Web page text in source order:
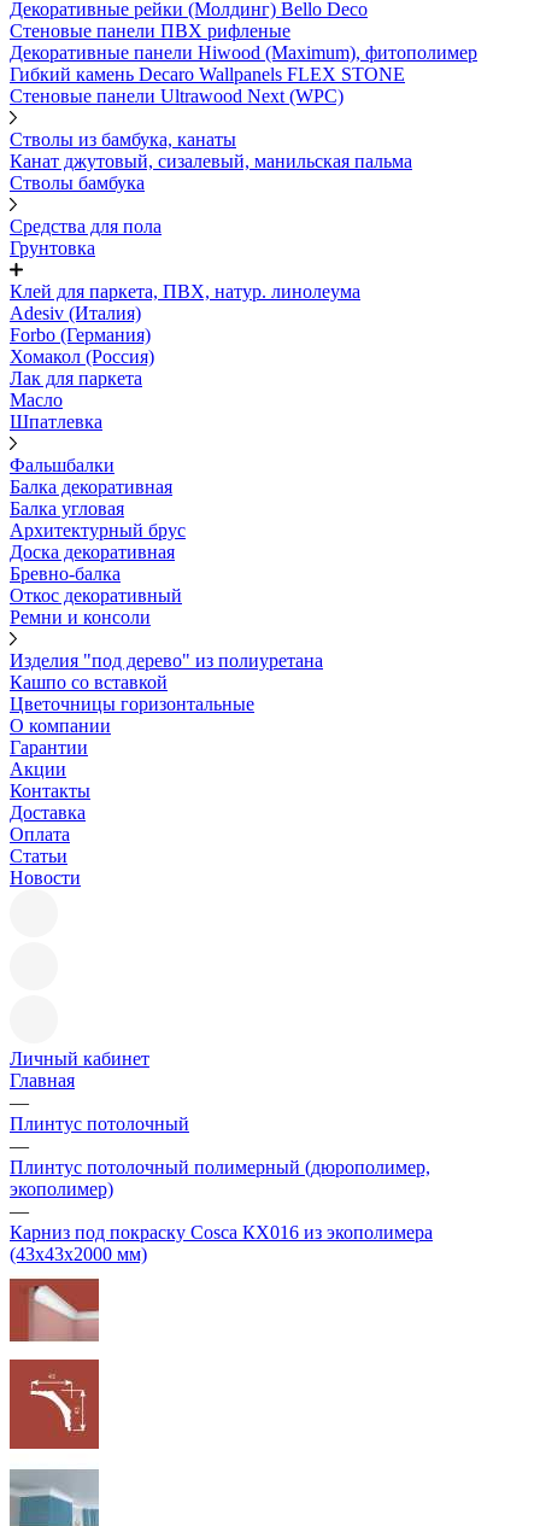
Декоративные рейки (Молдинг) Bello Deco
Стеновые панели ПВХ рифленые
Декоративные панели Hiwood (Maximum), фитополимер
Гибкий камень Decaro Wallpanels FLEX STONE
Стеновые панели Ultrawood Next (WPC)
Стволы из бамбука, канаты
Канат джутовый, сизалевый, манильская пальма
Стволы бамбука
Средства для пола
Грунтовка
Клей для паркета, ПВХ, натур. линолеума
Adesiv (Италия)
Forbo (Германия)
Хомакол (Россия)
Лак для паркета
Масло
Шпатлевка
Фальшбалки
Балка декоративная
Балка угловая
Архитектурный брус
Доска декоративная
Бревно-балка
Откос декоративный
Ремни и консоли
Изделия "под дерево" из полиуретана
Кашпо со вставкой
Цветочницы горизонтальные
О компании
Гарантии
Акции
Контакты
Доставка
Оплата
Статьи
Новости
Личный кабинет
Главная
—
Плинтус потолочный
—
Плинтус потолочный полимерный (дюрополимер,
экополимер)
—
Карниз под покраску Cosca КХ016 из экополимера
(43х43х2000 мм)